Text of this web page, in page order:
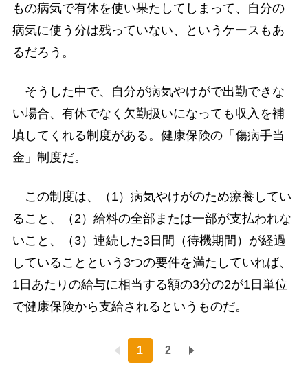
もの病気で有休を使い果たしてしまって、自分の
病気に使う分は残っていない、というケースもあ
るだろう。
そうした中で、自分が病気やけがで出勤できな
い場合、有休でなく欠勤扱いになっても収入を補
填してくれる制度がある。健康保険の「傷病手当
金」制度だ。
この制度は、（1）病気やけがのため療養してい
ること、（2）給料の全部または一部が支払われな
いこと、（3）連続した3日間（待機期間）が経過
していることという3つの要件を満たしていれば、
1日あたりの給与に相当する額の3分の2が1日単位
で健康保険から支給されるというものだ。
1 2